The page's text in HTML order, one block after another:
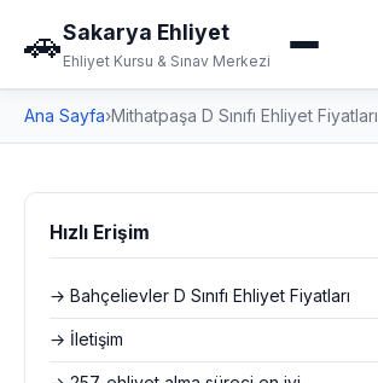
🚗Sakarya Ehliyet
Ehliyet Kursu & Sınav Merkezi
Ana Sayfa›Mithatpaşa D Sınıfı Ehliyet Fiyatları
Hızlı Erişim
→ Bahçelievler D Sınıfı Ehliyet Fiyatları
→ İletişim